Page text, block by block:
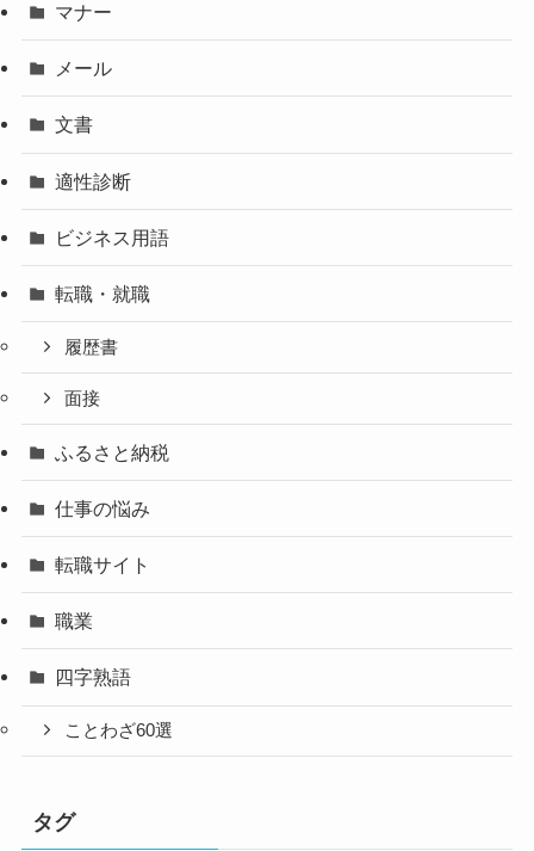
マナー
メール
文書
適性診断
ビジネス用語
転職・就職
履歴書
面接
ふるさと納税
仕事の悩み
転職サイト
職業
四字熟語
ことわざ60選
タグ